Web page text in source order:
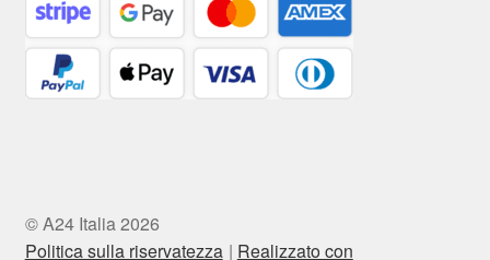
© A24 Italia 2026
Politica sulla riservatezza
Realizzato con